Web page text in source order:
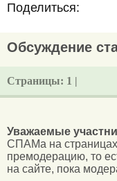
Поделиться:
Обсуждение
Страницы: 1 |
Уважаемые
СПАМа на
премодерацию, то
на сайте, пока